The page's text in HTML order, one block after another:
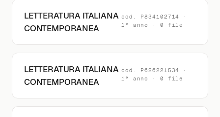
LETTERATURA ITALIANA
CONTEMPORANEA
cod. P834102714 ·
1° anno · 0 file
LETTERATURA ITALIANA
CONTEMPORANEA
cod. P626221534 ·
1° anno · 0 file